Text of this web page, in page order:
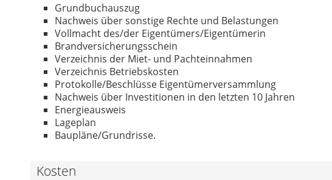
Grundbuchauszug
Nachweis über sonstige Rechte und Belastungen
Vollmacht des/der Eigentümers/Eigentümerin
Brandversicherungsschein
Verzeichnis der Miet- und Pachteinnahmen
Verzeichnis Betriebskosten
Protokolle/Beschlüsse Eigentümerversammlung
Nachweis über Investitionen in den letzten 10 Jahren
Energieausweis
Lageplan
Baupläne/Grundrisse.
Kosten